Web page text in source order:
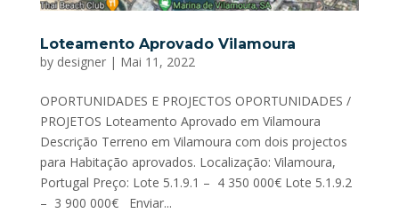
Loteamento Aprovado Vilamoura
by designer| Mai 11, 2022
OPORTUNIDADES E PROJECTOS OPORTUNIDADES /
PROJETOS Loteamento Aprovado em Vilamoura
Descrição Terreno em Vilamoura com dois projectos
para Habitação aprovados. Localização: Vilamoura,
Portugal Preço: Lote 5.1.9.1 – 4 350 000€ Lote 5.1.9.2
– 3 900 000€ Enviar...